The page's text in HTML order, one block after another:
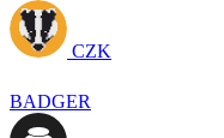
CZK
BADGER